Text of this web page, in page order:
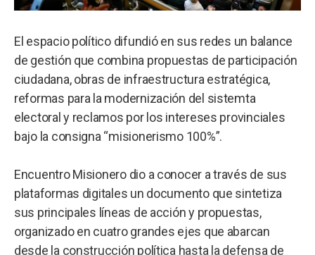
El espacio político difundió en sus redes un balance
de gestión que combina propuestas de participación
ciudadana, obras de infraestructura estratégica,
reformas para la modernización del sistemta
electoral y reclamos por los intereses provinciales
bajo la consigna “misionerismo 100%”.
Encuentro Misionero dio a conocer a través de sus
plataformas digitales un documento que sintetiza
sus principales líneas de acción y propuestas,
organizado en cuatro grandes ejes que abarcan
desde la construcción política hasta la defensa de